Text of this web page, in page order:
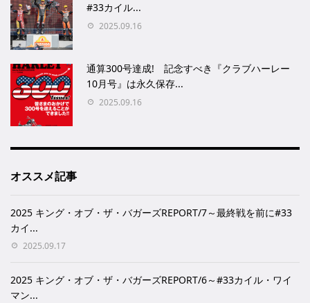
#33カイル...
2025.09.16
通算300号達成! 記念すべき『クラブハーレー
10月号』は永久保存...
2025.09.16
オススメ記事
2025 キング・オブ・ザ・バガーズREPORT/7～最終戦を前に#33
カイ...
2025.09.17
2025 キング・オブ・ザ・バガーズREPORT/6～#33カイル・ワイ
マン...